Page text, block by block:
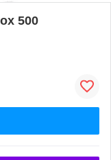
500